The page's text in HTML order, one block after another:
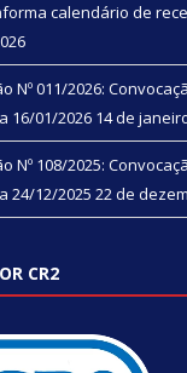
calendário de
Nº 011/2026:
16/01/2026 14 de
Nº 108/2025:
24/12/2025 22 de
CR2